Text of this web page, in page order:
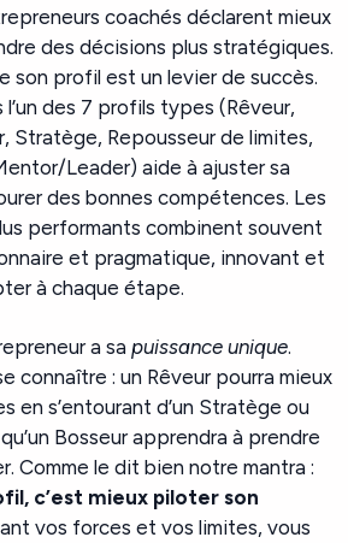
coachés déclarent mieux
des décisions plus stratégiques.
son profil est un levier de succès.
des 7 profils types (Rêveur,
Stratège, Repousseur de limites,
Leader) aide à ajuster sa
des bonnes compétences. Les
performants combinent souvent
et pragmatique, innovant et
à chaque étape.
a sa puissance unique.
connaître : un Rêveur pourra mieux
en s’entourant d’un Stratège ou
Bosseur apprendra à prendre
Comme le dit bien notre mantra :
c’est mieux piloter son
vos forces et vos limites, vous